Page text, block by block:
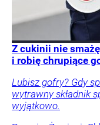
Z cukinii nie
i robię chrupiące
Lubisz gofry? Gdy
wytrawny składnik
wyjątkowo.